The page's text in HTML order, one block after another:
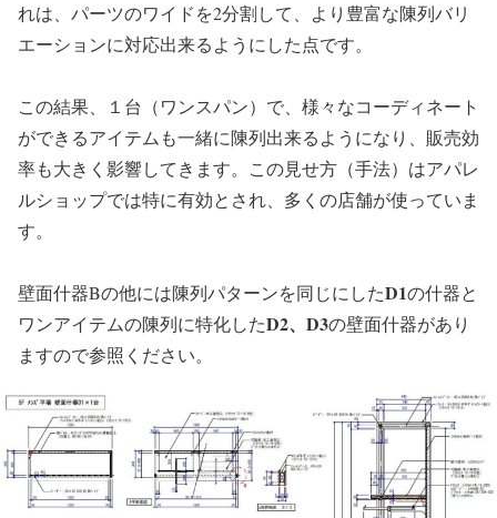
れは、パーツのワイドを2分割して、より豊富な陳列バリ
エーションに対応出来るようにした点です。
この結果、１台（ワンスパン）で、様々なコーディネート
ができるアイテムも一緒に陳列出来るようになり、販売効
率も大きく影響してきます。この見せ方（手法）はアパレ
ルショップでは特に有効とされ、多くの店舗が使っていま
す。
壁面什器Bの他には陳列パターンを同じにしたD1の什器と
ワンアイテムの陳列に特化したD2、D3の壁面什器があり
ますので参照ください。